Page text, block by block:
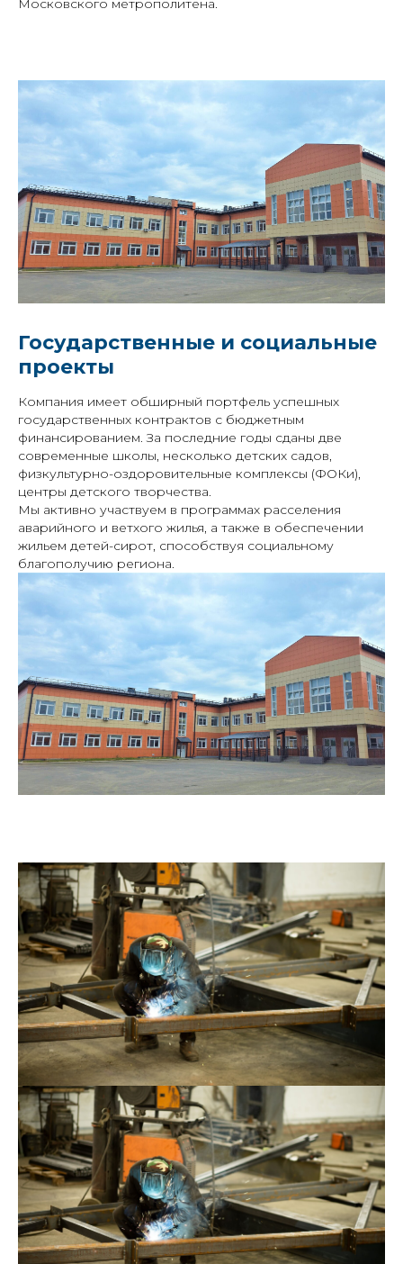
Московского метрополитена.
Государственные и социальные
проекты
Компания имеет обширный портфель успешных
государственных контрактов с бюджетным
финансированием. За последние годы сданы две
современные школы, несколько детских садов,
физкультурно-оздоровительные комплексы (ФОКи),
центры детского творчества.
Мы активно участвуем в программах расселения
аварийного и ветхого жилья, а также в обеспечении
жильем детей-сирот, способствуя социальному
благополучию региона.